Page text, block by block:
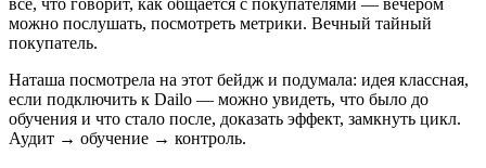
можно послушать, посмотреть метрики. Вечный тайный
покупатель.
Наташа посмотрела на этот бейдж и подумала: идея классная,
если подключить к Dailo — можно увидеть, что было до
обучения и что стало после, доказать эффект, замкнуть цикл.
Аудит → обучение → контроль.